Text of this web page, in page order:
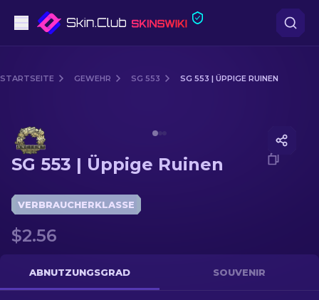
Gewehr
Scharfschützengewehr
Messer
Handschuh
Kisten
STARTSEITE GEWEHR SG 553 SG 553 | ÜPPIGE RUINEN
SG 553 | Üppige Ruinen
VERBRAUCHERKLASSE
$2.56
ABNUTZUNGSGRAD SOUVENIR